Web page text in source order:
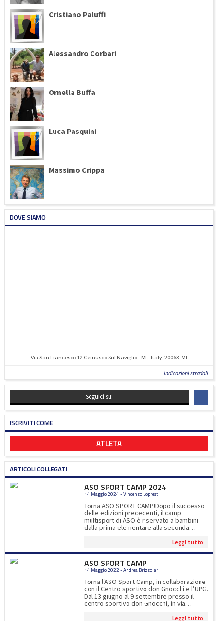
Cristiano Paluffi
Alessandro Corbari
Ornella Buffa
Luca Pasquini
Massimo Crippa
DOVE SIAMO
Via San Francesco 12 Cernusco Sul Naviglio - MI - Italy, 20063, MI
Indicazioni stradali
Seguici su:
ISCRIVITI COME
ATLETA
ARTICOLI COLLEGATI
ASO SPORT CAMP 2024
14 Maggio 2024 - Vincenzo Lopresti
Torna ASO SPORT CAMP!Dopo il successo
delle edizioni precedenti, il camp
multisport di ASO è riservato a bambini
dalla prima elementare alla seconda
saranno esperti di calcio, tennis, padel e
sportiva dei nostri iscritti!Per iscrizioni
www.asocernusco.itper info
asosportcamp@gmail.com
Leggi tutto
ASO SPORT CAMP
14 Maggio 2022 - Andrea Brizzolari
Torna l‘ASO Sport Camp, in collaborazione
con il Centro sportivo don Gnocchi e l’UPG.
Dal 13 giugno al 9 settembre presso il
centro sportivo don Gnocchi, in via
quest'anno: corsi di padel e il pranzo
Leggi tutto